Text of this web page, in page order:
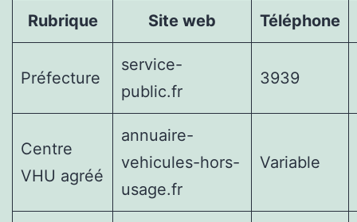
Rubrique
Site web Téléphone
Préfecture
service-
public.fr
3939
Centre
VHU agréé
annuaire-
vehicules-hors-
usage.fr
Variable